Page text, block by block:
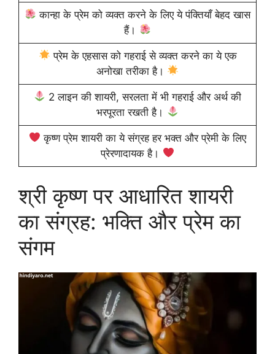
कान्हा के प्रेम को व्यक्त करने के लिए ये पंक्तियाँ बेहद खास
हैं।
प्रेम के एहसास को गहराई से व्यक्त करने का ये एक
अनोखा तरीका है।
2 लाइन की शायरी, सरलता में भी गहराई और अर्थ की
भरपूरता रखती है।
कृष्ण प्रेम शायरी का ये संग्रह हर भक्त और प्रेमी के लिए
प्रेरणादायक है।
श्री कृष्ण पर आधारित शायरी
का संग्रह: भक्ति और प्रेम का
संगम